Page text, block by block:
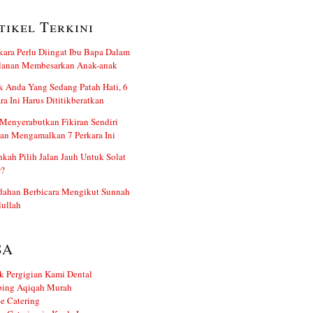
Terkini
Perlu Diingat Ibu Bapa Dalam
Membesarkan Anak-anak
Anda Yang Sedang Patah Hati, 6
Ini Harus Dititikberatkan
Fikiran Sendiri
Mengamalkan 7 Perkara Ini
Pilih Jalan Jauh Untuk Solat
Berbicara Mengikut Sunnah
Pergigian Kami Dental
Aqiqah Murah
Catering